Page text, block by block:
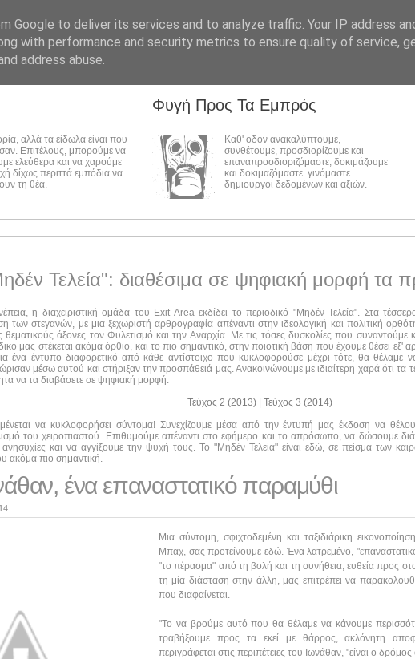
αλλά τα είδωλα είναι που
Επιτέλους, μπορούμε να
ελεύθερα και να χαρούμε
δίχως περιττά εμπόδια να
τη θέα.
Φυγή Προς Τα Εμπρός
Καθ' οδόν ανακαλύπτουμε,
συνθέτουμε, προσδιορίζουμε και
επαναπροσδιοριζόμαστε, δοκιμάζουμε
και δοκιμαζόμαστε. γινόμαστε
δημιουργοί δεδομένων και αξιών.
Τελεία": διαθέσιμα σε ψηφιακή μορφή τα
η διαχειριστική ομάδα του Exit Area εκδίδει το περιοδικό "Μηδέν Τελεία". Στα
των στεγανών, με μια ξεχωριστή αρθρογραφία απέναντι στην ιδεολογική και πολιτική
θεματικούς άξονες τον Φυλετισμό και την Αναρχία. Με τις τόσες δυσκολίες που
μας στέκεται ακόμα όρθιο, και το πιο σημαντικό, στην ποιοτική βάση που έχουμε θέσει
ένα έντυπο διαφορετικό από κάθε αντίστοιχο που κυκλοφορούσε μέχρι τότε, θα θέλαμε
μέσω αυτού και στήριξαν την προσπάθειά μας. Ανακοινώνουμε με ιδιαίτερη χαρά ότι
να τα διαβάσετε σε ψηφιακή μορφή.
Τεύχος 2 (2013) | Τεύχος 3 (2014)
να κυκλοφορήσει σύντομα! Συνεχίζουμε μέσα από την έντυπή μας έκδοση να
του χειροπιαστού. Επιθυμούμε απέναντι στο εφήμερο και το απρόσωπο, να δώσουμε
και να αγγίξουμε την ψυχή τους. Το "Μηδέν Τελεία" είναι εδώ, σε πείσμα των
ακόμα πιο σημαντική.
ένα επαναστατικό παραμύθι
Μια σύντομη, σφιχτοδεμένη και ταξιδιάρικη
Μπαχ, σας προτείνουμε εδώ. Ένα λατρεμένο,
"το πέρασμα" από τη βολή και τη συνήθεια, ευθεία προς
τη μία διάσταση στην άλλη, μας επιτρέπει να
που διαφαίνεται.
"Το να βρούμε αυτό που θα θέλαμε να κάνουμε
τραβήξουμε προς τα εκεί με θάρρος, ακλόνητη
περιγράφεται στις περιπέτειες του Ιωνάθαν, "είναι ο
Google to deliver its services and to analyze traffic. Your IP address
with performance and security metrics to ensure quality of service,
address abuse.